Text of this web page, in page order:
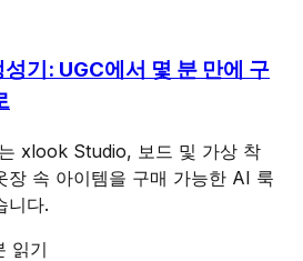
기: UGC에서 몇 분 만에 구
xlook Studio, 보드 및 가상 착
장 속 아이템을 구매 가능한 AI 룩
니다.
읽기